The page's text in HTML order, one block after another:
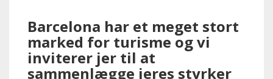
Barcelona har et meget stort
marked for turisme og vi
inviterer jer til at
sammenlægge jeres styrker